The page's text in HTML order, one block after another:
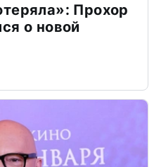
Прохор
о новой